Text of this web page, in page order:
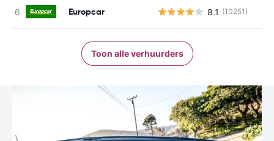
Europcar 8.1 (10251)
Toon alle verhuurders